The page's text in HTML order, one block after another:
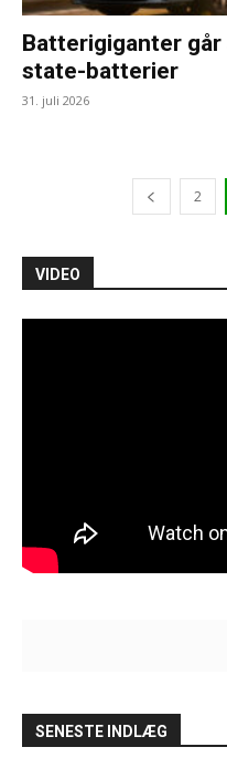
Batterigiganter
state-batterier
31. juli 2026
2
VIDEO
SENESTE INDLÆG